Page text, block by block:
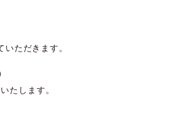
ただきます。
たします。